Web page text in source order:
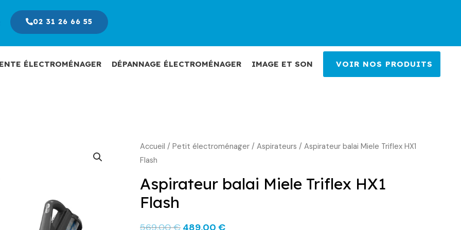
02 31 26 66 55
ÉLECTROMÉNAGER DÉPANNAGE ÉLECTROMÉNAGER IMAGE ET SON VOIR NOS PRODUITS
Accueil / Petit électroménager / Aspirateurs / Aspirateur balai Miele Triflex HX1
Flash
Aspirateur balai Miele Triflex HX1
Flash
Le
initial
Le
actuel